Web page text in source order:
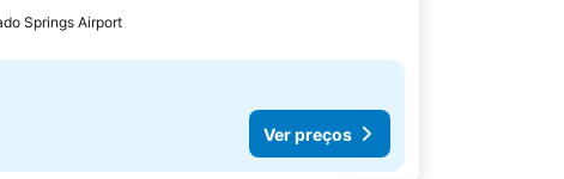
Springs Airport
Ver preços